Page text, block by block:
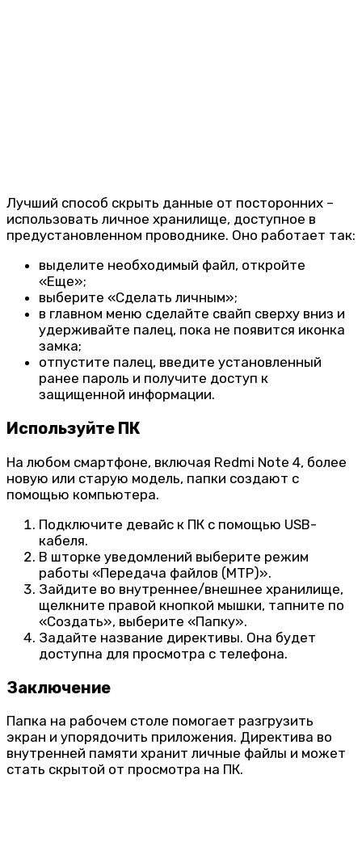
Лучший способ скрыть данные от посторонних –
использовать личное хранилище, доступное в
предустановленном проводнике. Оно работает так:
выделите необходимый файл, откройте
«Еще»;
выберите «Сделать личным»;
в главном меню сделайте свайп сверху вниз и
удерживайте палец, пока не появится иконка
замка;
отпустите палец, введите установленный
ранее пароль и получите доступ к
защищенной информации.
Используйте ПК
На любом смартфоне, включая Redmi Note 4, более
новую или старую модель, папки создают с
помощью компьютера.
Подключите девайс к ПК с помощью USB-
кабеля.
В шторке уведомлений выберите режим
работы «Передача файлов (MTP)».
Зайдите во внутреннее/внешнее хранилище,
щелкните правой кнопкой мышки, тапните по
«Создать», выберите «Папку».
Задайте название директивы. Она будет
доступна для просмотра с телефона.
Заключение
Папка на рабочем столе помогает разгрузить
экран и упорядочить приложения. Директива во
внутренней памяти хранит личные файлы и может
стать скрытой от просмотра на ПК.